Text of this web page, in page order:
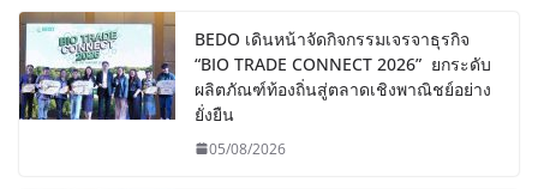
BEDO เดินหน้าจัดกิจกรรมเจรจาธุรกิจ
“BIO TRADE CONNECT 2026” ยกระดับ
ผลิตภัณฑ์ท้องถิ่นสู่ตลาดเชิงพาณิชย์อย่าง
ยั่งยืน
05/08/2026